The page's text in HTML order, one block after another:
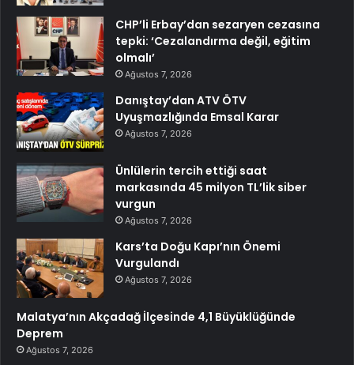
CHP’li Erbay’dan sezaryen cezasına
tepki: ‘Cezalandırma değil, eğitim
olmalı’
Ağustos 7, 2026
Danıştay’dan ATV ÖTV
Uyuşmazlığında Emsal Karar
Ağustos 7, 2026
Ünlülerin tercih ettiği saat
markasında 45 milyon TL’lik siber
vurgun
Ağustos 7, 2026
Kars’ta Doğu Kapı’nın Önemi
Vurgulandı
Ağustos 7, 2026
Malatya’nın Akçadağ İlçesinde 4,1 Büyüklüğünde
Deprem
Ağustos 7, 2026